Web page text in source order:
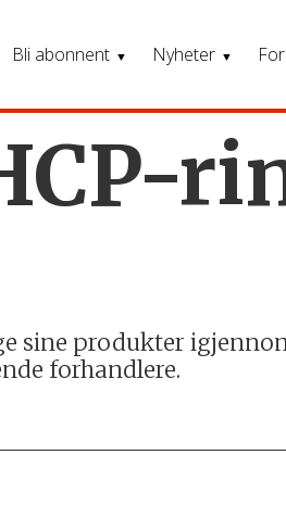
Bli abonnent Nyheter
sine produkter
forhandlere.